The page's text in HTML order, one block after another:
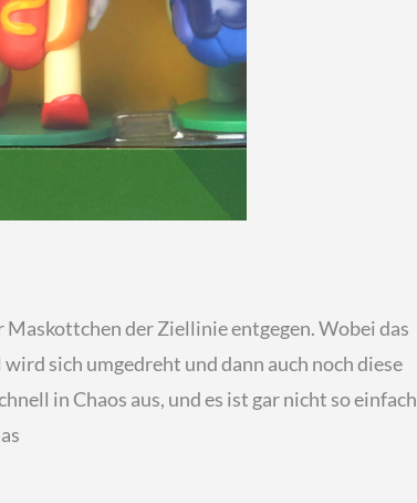
der Ziellinie entgegen. Wobei das
sich umgedreht und dann auch noch diese
in Chaos aus, und es ist gar nicht so einfach